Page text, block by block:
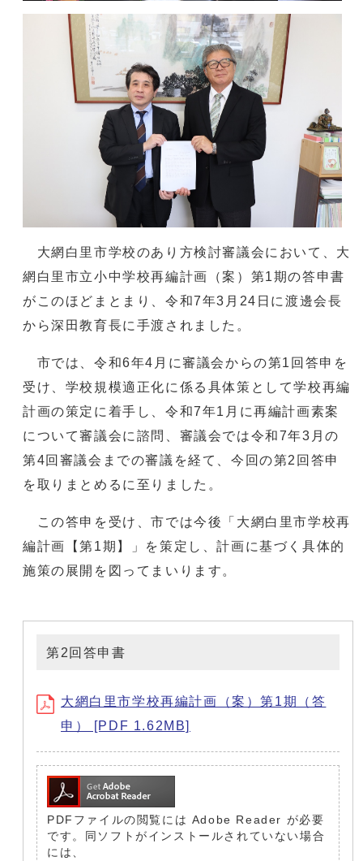
大網白里市学校のあり方検討審議会において、大
網白里市立小中学校再編計画（案）第1期の答申書
がこのほどまとまり、令和7年3月24日に渡邊会長
から深田教育長に手渡されました。
市では、令和6年4月に審議会からの第1回答申を
受け、学校規模適正化に係る具体策として学校再編
計画の策定に着手し、令和7年1月に再編計画素案
について審議会に諮問、審議会では令和7年3月の
第4回審議会までの審議を経て、今回の第2回答申
を取りまとめるに至りました。
この答申を受け、市では今後「大網白里市学校再
編計画【第1期】」を策定し、計画に基づく具体的
施策の展開を図ってまいります。
第2回答申書
大網白里市学校再編計画（案）第1期（答
申） [PDF 1.62MB]
PDFファイルの閲覧には Adobe Reader が必要
です。同ソフトがインストールされていない場合
には、